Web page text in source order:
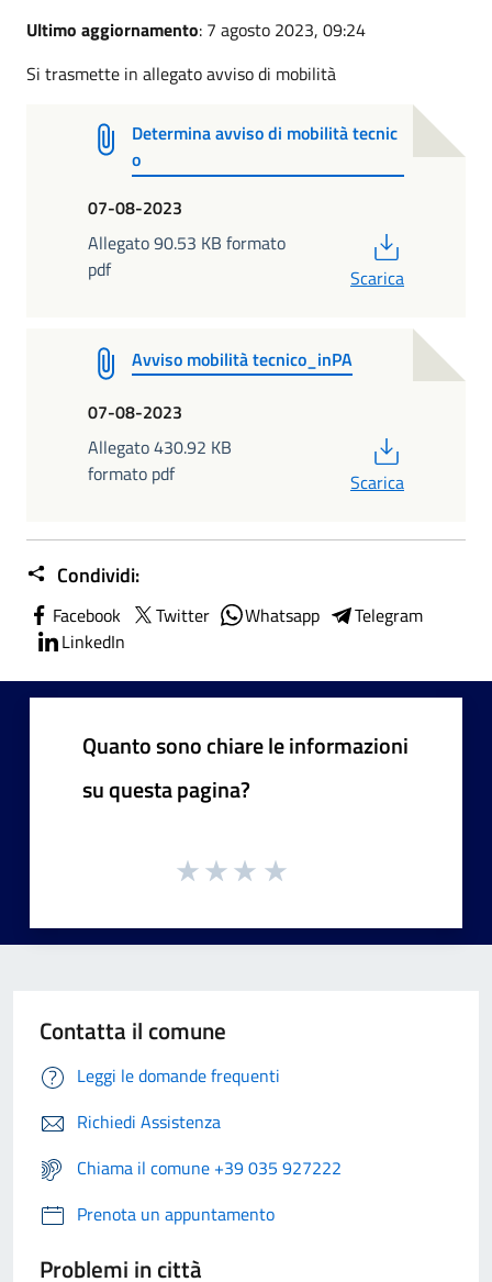
Ultimo aggiornamento: 7 agosto 2023, 09:24
Si trasmette in allegato avviso di mobilità
Determina avviso di mobilità tecnic
o
07-08-2023
Allegato 90.53 KB formato
pdf
Scarica
Avviso mobilità tecnico_inPA
07-08-2023
Allegato 430.92 KB
formato pdf
Scarica
Condividi:
Facebook Twitter Whatsapp
Telegram
LinkedIn
Quanto sono chiare le informazioni
su questa pagina?
Contatta il comune
Leggi le domande frequenti
Richiedi Assistenza
Chiama il comune +39 035 927222
Prenota un appuntamento
Problemi in città